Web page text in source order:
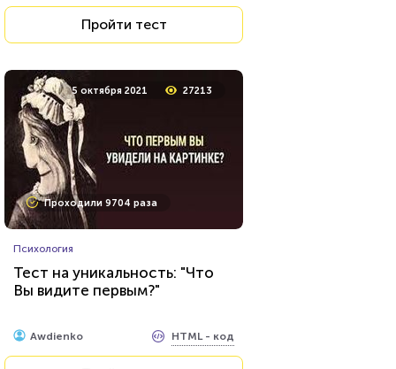
Пройти тест
Проходили 137 раз
Қазақстан тарихы 8-сынып 1-
бөлім
Пройти тест
Пройти тест
5 октября 2021 27213
Проходили 9704 раза
Психология
Тест на уникальность: "Что
Вы видите первым?"
Awdienko HTML - код